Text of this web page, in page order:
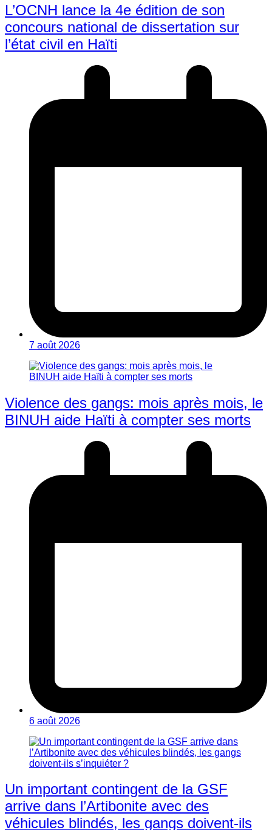
L’OCNH lance la 4e édition de son
concours national de dissertation sur
l’état civil en Haïti
7 août 2026
Violence des gangs: mois après mois, le
BINUH aide Haïti à compter ses morts
6 août 2026
Un important contingent de la GSF
arrive dans l’Artibonite avec des
véhicules blindés, les gangs doivent-ils